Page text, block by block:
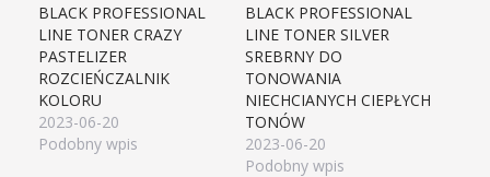
BLACK PROFESSIONAL
LINE TONER CRAZY
PASTELIZER
ROZCIEŃCZALNIK
KOLORU
2023-06-20
Podobny wpis
BLACK PROFESSIONAL
LINE TONER SILVER
SREBRNY DO
TONOWANIA
NIECHCIANYCH CIEPŁYCH
TONÓW
2023-06-20
Podobny wpis